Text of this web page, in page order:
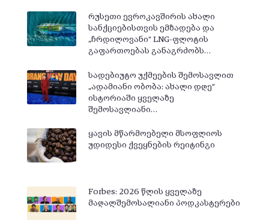
რუსეთი ევროკავშირის ახალი
სანქციებისთვის ემზადება და
„ჩრდილოვანი“ LNG-ფლოტის
გაფართოებას განაგრძობს…
სადებიუტო უქმეების შემოსავლით
„ადამიანი ობობა: ახალი დღე“
ისტორიაში ყველაზე
შემოსავლიანი…
ყავის მწარმოებელი მსოფლიოს
უდიდესი ქვეყნების რეიტინგი
Forbes: 2026 წლის ყველაზე
მაღალშემოსალიანი პოდკასტერები